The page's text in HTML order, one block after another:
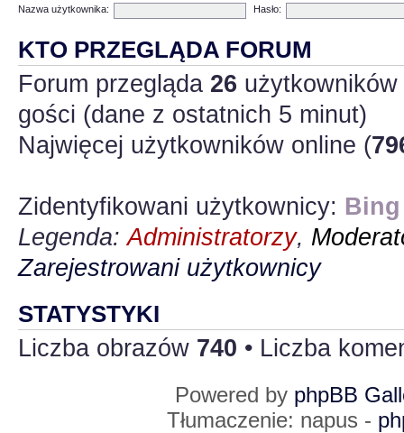
Nazwa użytkownika:
Hasło:
KTO PRZEGLĄDA FORUM
Forum przegląda 26
gości (dane z ostatnich 5 minut)
Najwięcej użytkowników online (
Zidentyfikowani użytkownicy:
Legenda:Administratorzy,
Zarejestrowani użytkownicy
STATYSTYKI
Liczba obrazów 740 • Liczba
Powered by phpBB
Tłumaczenie: napus -